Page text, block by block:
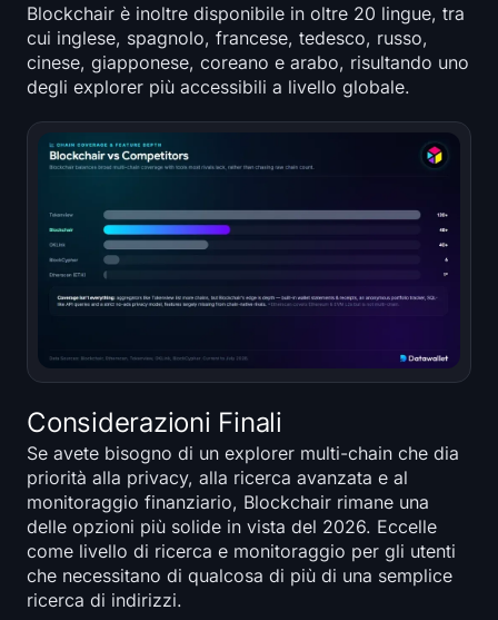
Blockchair è inoltre disponibile in oltre 20 lingue, tra
cui inglese, spagnolo, francese, tedesco, russo,
cinese, giapponese, coreano e arabo, risultando uno
degli explorer più accessibili a livello globale.
Considerazioni Finali
Se avete bisogno di un explorer multi-chain che dia
priorità alla privacy, alla ricerca avanzata e al
monitoraggio finanziario, Blockchair rimane una
delle opzioni più solide in vista del 2026. Eccelle
come livello di ricerca e monitoraggio per gli utenti
che necessitano di qualcosa di più di una semplice
ricerca di indirizzi.